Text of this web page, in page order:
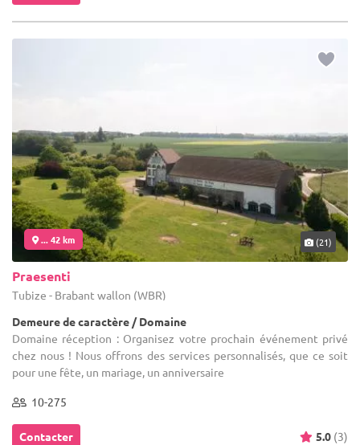
... 42 km (21)
Praesenti
Tubize - Brabant wallon (WBR)
Demeure de caractère / Domaine
Domaine réception : Organisez votre prochain événement privé
chez nous ! Nous offrons des services personnalisés, que ce soit
pour une fête, un mariage, un anniversaire
10-275
Contacter 5.0 (3)